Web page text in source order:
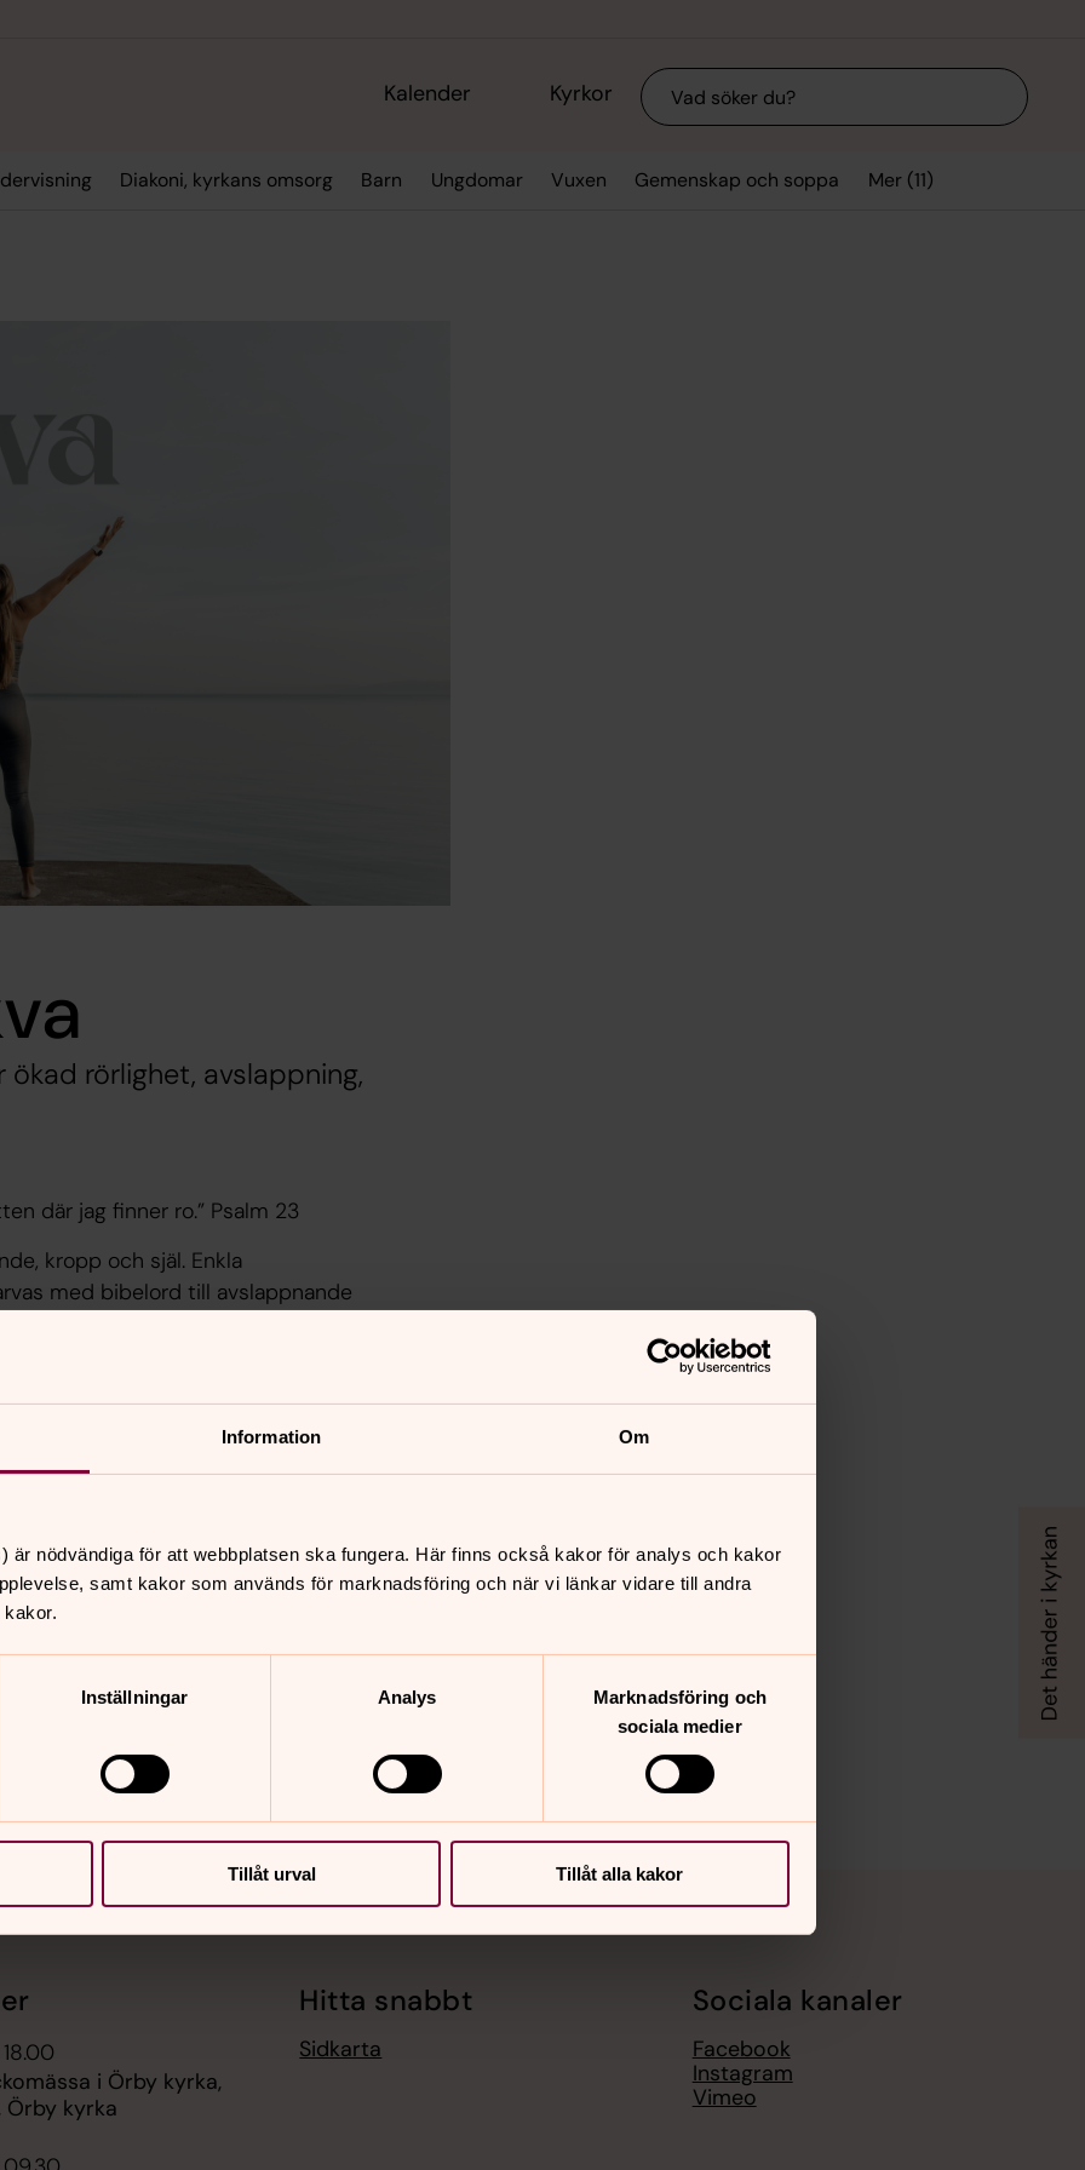
Information Om
är nödvändiga för att webbplatsen ska fungera. Här finns också kakor för analys och kakor
samt kakor som används för marknadsföring och när vi länkar vidare till andra
Inställningar Analys
Marknadsföring och
sociala medier
Tillåt urval Tillåt alla kakor
Kalender Kyrkor Sök
Diakoni, kyrkans omsorg Barn Ungdomar Vuxen Gemenskap och soppa Mer (11)
rörlighet, avslappning,
där jag finner ro.” Psalm 23
kropp och själ. Enkla
med bibelord till avslappnande
hjälper dig att komma ner i varv,
dig.
kyrka.
i Örby kyrka,
Örby kyrka
Hitta snabbt
Sidkarta
Sociala kanaler
Facebook
Instagram
Vimeo